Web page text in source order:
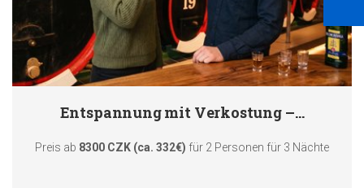
Entspannung mit Verkostung –…
Preis ab 8300 CZK (ca. 332€) für 2 Personen für 3 Nächte